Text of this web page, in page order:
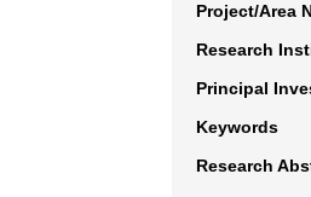
Project/Area
Research
Principal
Keywords
Research